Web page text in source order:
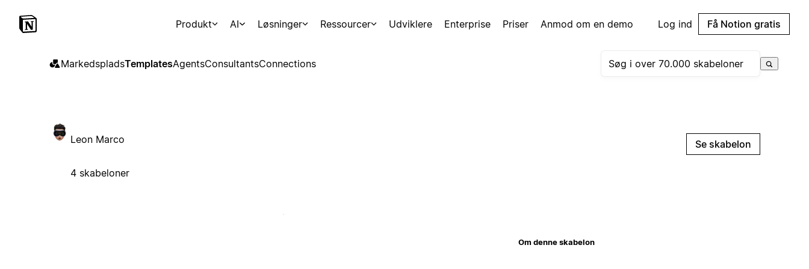
Produkt AI Løsninger Ressourcer Udviklere Enterprise Priser Anmod om en demo Log ind Få Notion gratis
MarkedspladsTemplatesAgentsConsultantsConnections
Leon Marco
4 skabeloner
Se skabelon
Om denne skabelon